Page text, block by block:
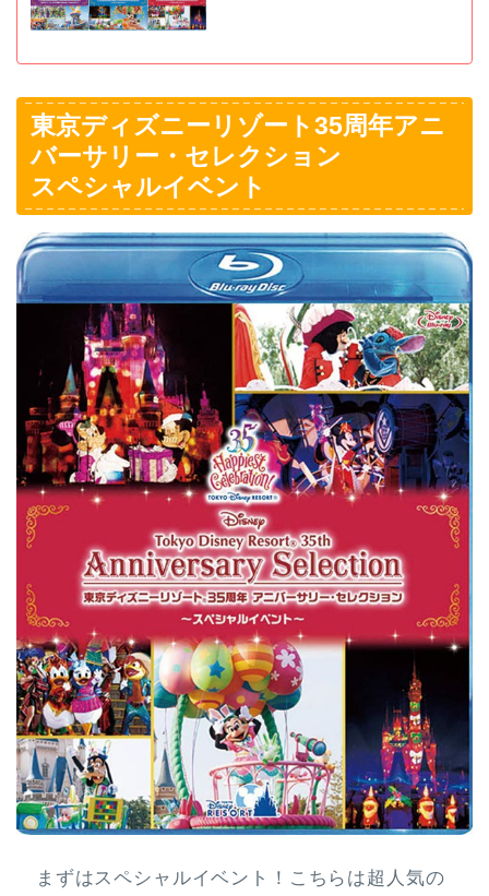
東京ディズニーリゾート35周年アニ
バーサリー・セレクション
スペシャルイベント
まずはスペシャルイベント！こちらは超人気の